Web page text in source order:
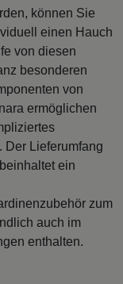
können Sie
einen Hauch
von diesen
besonderen
von
ermöglichen
Der Lieferumfang
ein
zum
auch im
enthalten.